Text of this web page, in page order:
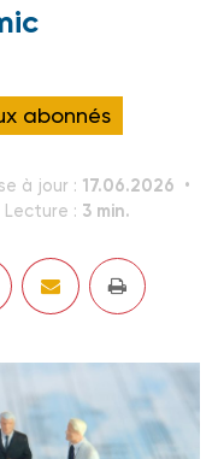
abonnés
à jour : 17.06.2026
Lecture : 3 min.